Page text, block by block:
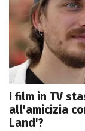
I film in TV
all'amicizia
Land'?